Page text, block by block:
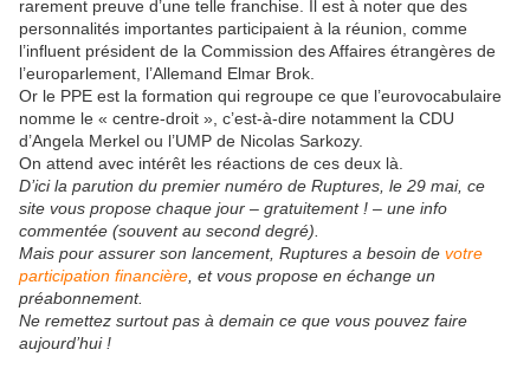
rarement preuve d’une telle franchise. Il est à noter que des
personnalités importantes participaient à la réunion, comme
l’influent président de la Commission des Affaires étrangères de
l’europarlement, l’Allemand Elmar Brok.
Or le PPE est la formation qui regroupe ce que l’eurovocabulaire
nomme le « centre-droit », c’est-à-dire notamment la CDU
d’Angela Merkel ou l’UMP de Nicolas Sarkozy.
On attend avec intérêt les réactions de ces deux là.
D’ici la parution du premier numéro de Ruptures, le 29 mai, ce
site vous propose chaque jour – gratuitement ! – une info
commentée (souvent au second degré).
Mais pour assurer son lancement, Ruptures a besoin de votre
participation financière , et vous propose en échange un
préabonnement.
Ne remettez surtout pas à demain ce que vous pouvez faire
aujourd’hui !